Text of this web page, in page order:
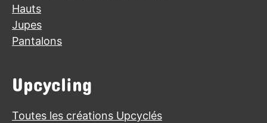
Hauts
Jupes
Pantalons
Upcycling
Toutes les créations Upcyclés